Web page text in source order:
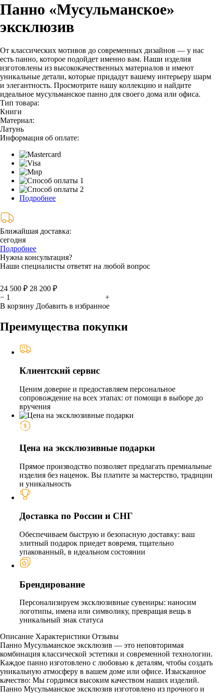
Панно «Мусульманское»
эксклюзив
От классических мотивов до современных дизайнов — у нас
есть панно, которое подойдет именно вам. Наши изделия
изготовлены из высококачественных материалов и имеют
уникальные детали, которые придадут вашему интерьеру шарм
и элегантность. Просмотрите нашу коллекцию и найдите
идеальное мусульманское панно для своего дома или офиса.
Тип товара:
Книги
Материал:
Латунь
Информация об оплате:
Подробнее
Ближайшая доставка:
сегодня
Подробнее
Нужна консультация?
Наши специалисты ответят на любой вопрос
24 500 ₽ 28 200 ₽
−
+
В корзину Добавить в избранное
Преимущества покупки
Клиентский сервис
Ценим доверие и предоставляем персональное
сопровождение на всех этапах: от помощи в выборе до
вручения
Цена на эксклюзивные подарки
Прямое производство позволяет предлагать премиальные
изделия без наценок. Вы платите за мастерство, традиции
и уникальность
Доставка по России и СНГ
Обеспечиваем быструю и безопасную доставку: ваш
элитный подарок приедет вовремя, тщательно
упакованный, в идеальном состоянии
Брендирование
Персонализируем эксклюзивные сувениры: наносим
логотипы, имена или символику, превращая вещь в
уникальный знак статуса
Описание Характеристики Отзывы
Панно Мусульманское эксклюзив — это неповторимая
комбинация классической эстетики и современной технологии.
Каждое панно изготовлено с любовью к деталям, чтобы создать
уникальную атмосферу в вашем доме или офисе. Изысканное
качество: Мы гордимся высоким качеством наших изделий.
Панно Мусульманское эксклюзив изготовлено из прочного и